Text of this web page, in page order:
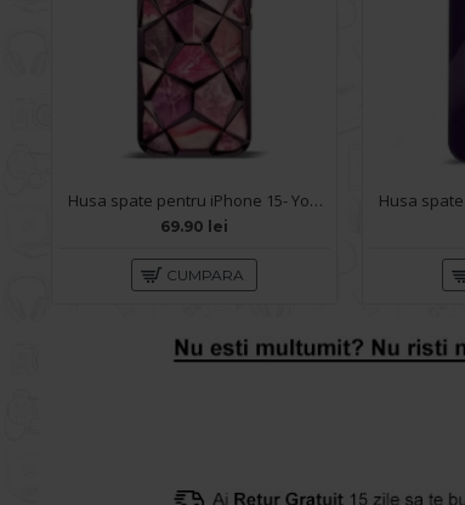
Husa spate pentru iPhone 15- Yoop Case Mov
69.90 lei
CUMPARA